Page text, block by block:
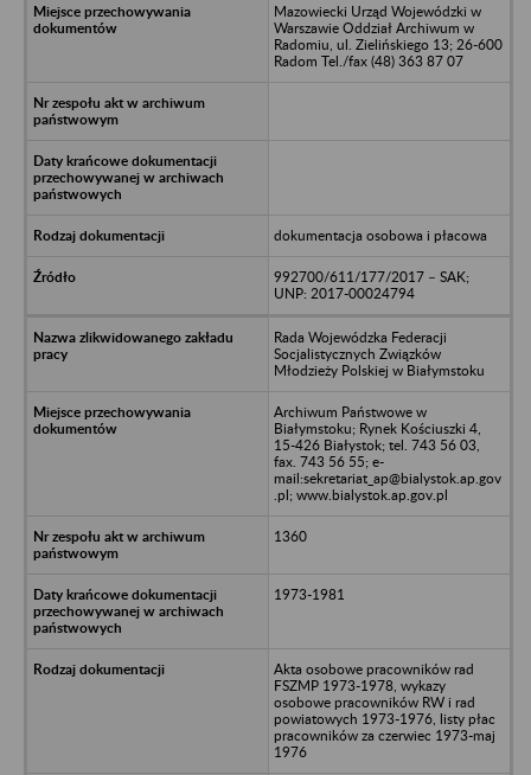
Mazowiecki Urząd Wojewódzki w
Warszawie Oddział Archiwum w
Radomiu, ul. Zielińskiego 13; 26-600
Radom Tel./fax (48) 363 87 07
dokumentacja osobowa i płacowa
992700/611/177/2017 – SAK;
UNP: 2017-00024794
Rada Wojewódzka Federacji
Socjalistycznych Związków
Młodzieży Polskiej w Białymstoku
Archiwum Państwowe w
Białymstoku; Rynek Kościuszki 4,
15-426 Białystok; tel. 743 56 03,
fax. 743 56 55; e-
mail:sekretariat_ap@bialystok.ap.gov
.pl; www.bialystok.ap.gov.pl
1360
1973-1981
Akta osobowe pracowników rad
FSZMP 1973-1978, wykazy
osobowe pracowników RW i rad
powiatowych 1973-1976, listy płac
pracowników za czerwiec 1973-maj
1976